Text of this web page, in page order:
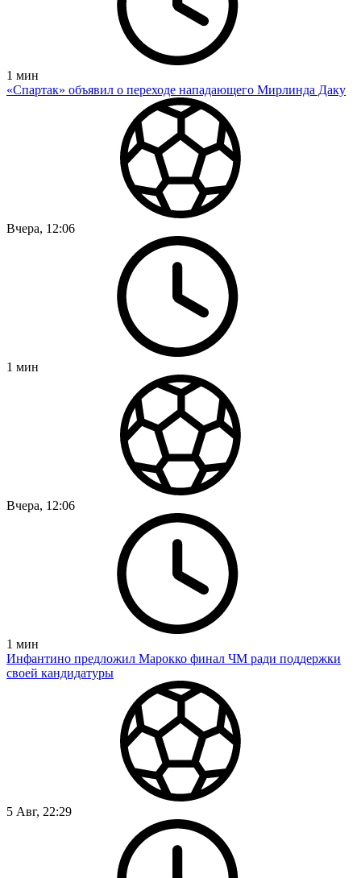
1 мин
«Спартак» объявил о переходе нападающего Мирлинда Даку
Вчера, 12:06
1 мин
Вчера, 12:06
1 мин
Инфантино предложил Марокко финал ЧМ ради поддержки
своей кандидатуры
5 Авг, 22:29